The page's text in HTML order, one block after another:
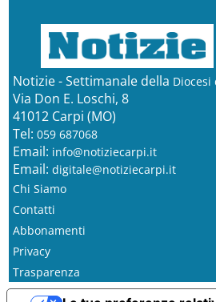
Notizie - Settimanale della Diocesi
Via Don E. Loschi, 8
41012 Carpi (MO)
Tel: 059 687068
Email: info@notiziecarpi.it
Email: digitale@notiziecarpi.it
Chi Siamo
Contatti
Abbonamenti
Privacy
Trasparenza